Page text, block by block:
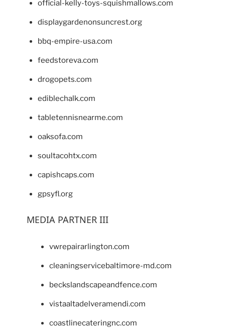
official-kelly-toys-squishmallows.com
displaygardenonsuncrest.org
bbq-empire-usa.com
feedstoreva.com
drogopets.com
ediblechalk.com
tabletennisnearme.com
oaksofa.com
soultacohtx.com
capishcaps.com
gpsyfl.org
MEDIA PARTNER III
vwrepairarlington.com
cleaningservicebaltimore-md.com
beckslandscapeandfence.com
vistaaltadelveramendi.com
coastlinecateringnc.com